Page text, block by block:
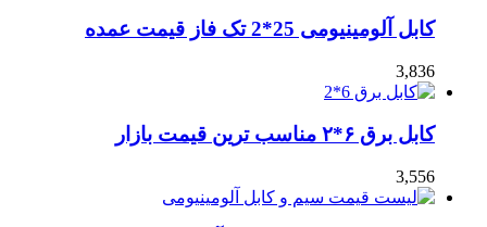
کابل آلومینیومی 25*2 تک فاز قیمت عمده
3,836
کابل برق ۶*۲ مناسب ترین قیمت بازار
3,556